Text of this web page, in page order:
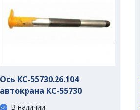
Ось КС-55730.26.104
автокрана КС-55730
В наличии